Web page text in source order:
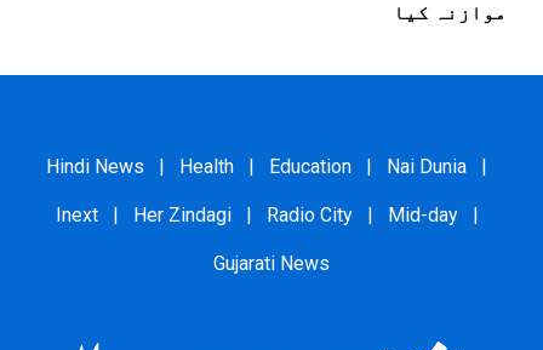
موازنہ کیا
Hindi News | Health | Education | Nai Dunia |
Inext | Her Zindagi | Radio City | Mid-day |
Gujarati News